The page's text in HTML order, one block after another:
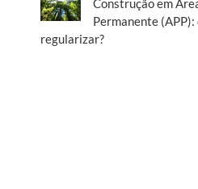
Construção em
Permanente
regularizar?